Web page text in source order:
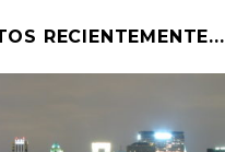
RECIENTEMENTE...